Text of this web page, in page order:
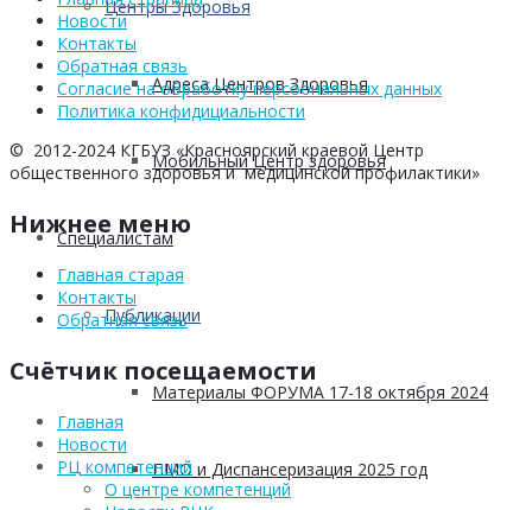
Центры Здоровья
Адреса Центров Здоровья
Мобильный Центр здоровья
Cпециалистам
Публикации
Материалы ФОРУМА 17-18 октября 2024
ПМО и Диспансеризация 2025 год
Новости
Контакты
Обратная связь
Согласие на обработку персоональных данных
Политика конфидициальности
© 2012-2024 КГБУЗ «Красноярский краевой Центр
общественного здоровья и медицинской профилактики»
Нижнее меню
Главная старая
Контакты
Обратная связь
Счётчик посещаемости
Главная
Новости
РЦ компетенций
О центре компетенций